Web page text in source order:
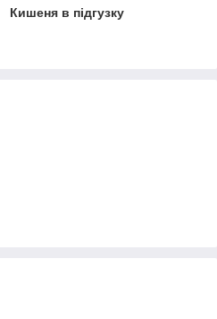
Кишеня в підгузку